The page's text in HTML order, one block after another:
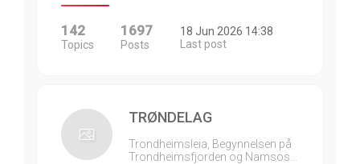
142
Topics
1697
Posts
18 Jun 2026 14:38
Last post
TRØNDELAG
Trondheimsleia, Begynnelsen på
Trondheimsfjorden og Namsos…